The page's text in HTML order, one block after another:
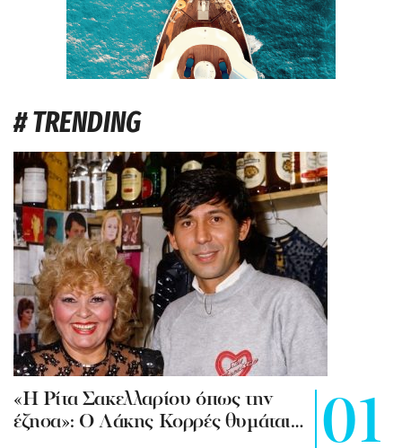
# TRENDING
«Η Ρίτα Σακελλαρίου όπως την
έζησα»: Ο Λάκης Κορρές θυμάται…